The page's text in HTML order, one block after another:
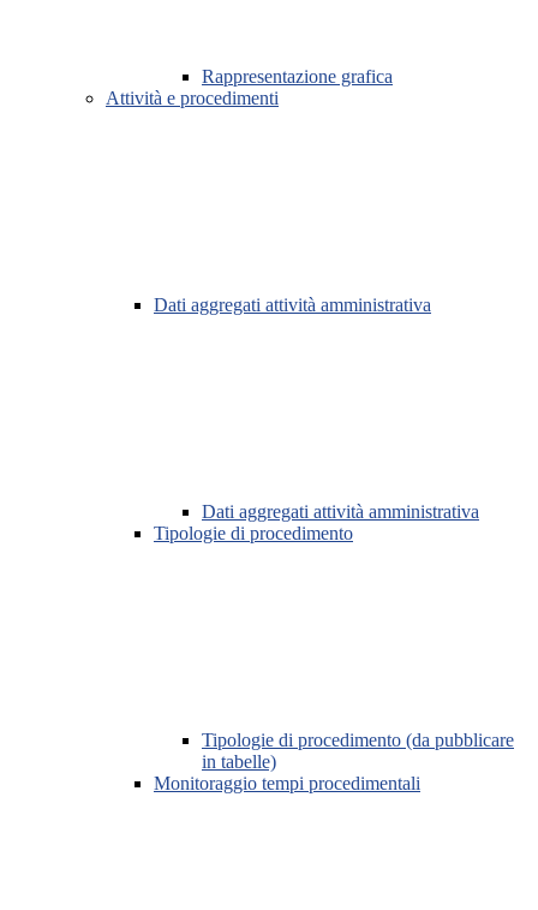
Rappresentazione grafica
Attività e procedimenti
Dati aggregati attività amministrativa
Dati aggregati attività amministrativa
Tipologie di procedimento
Tipologie di procedimento (da pubblicare
in tabelle)
Monitoraggio tempi procedimentali